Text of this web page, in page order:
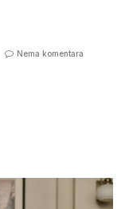
Nema komentara